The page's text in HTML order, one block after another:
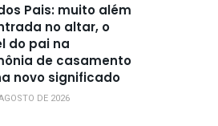
Pais: muito além
no altar, o
do pai na
de casamento
novo significado
DE 2026